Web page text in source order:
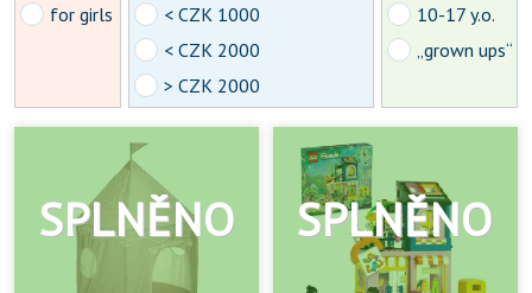
for girls
< CZK 1000
< CZK 2000
> CZK 2000
10-17 y.o.
„grown ups“